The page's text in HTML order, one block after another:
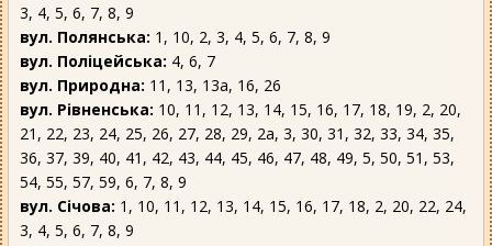
3, 4, 5, 6, 7, 8, 9
вул. Полянська: 1, 10, 2, 3, 4, 5, 6, 7, 8, 9
вул. Поліцейська: 4, 6, 7
вул. Природна: 11, 13, 13а, 16, 26
вул. Рівненська: 10, 11, 12, 13, 14, 15, 16, 17, 18, 19, 2, 20,
21, 22, 23, 24, 25, 26, 27, 28, 29, 2а, 3, 30, 31, 32, 33, 34, 35,
36, 37, 39, 40, 41, 42, 43, 44, 45, 46, 47, 48, 49, 5, 50, 51, 53,
54, 55, 57, 59, 6, 7, 8, 9
вул. Січова: 1, 10, 11, 12, 13, 14, 15, 16, 17, 18, 2, 20, 22, 24,
3, 4, 5, 6, 7, 8, 9